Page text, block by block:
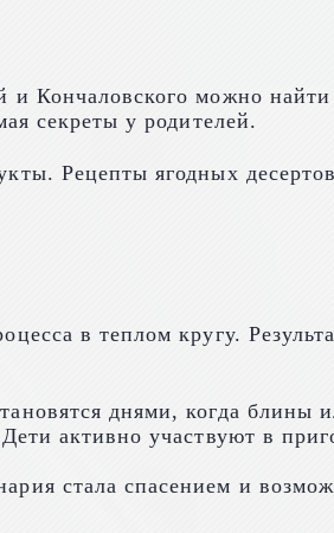
и Кончаловского можно
секреты у родителей.
Рецепты ягодных
в теплом кругу.
днями, когда блины
активно участвуют в
стала спасением и